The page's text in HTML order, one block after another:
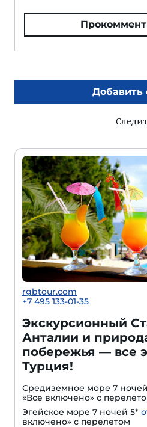
Добавить
rgbtour.com
+7 495 133-01-35
Экскурсионный
Анталии и
побережья — все
Турция!
Средиземное море 7
«Все включено» с
Эгейское море 7 ночей 5*
включено» с перелетом